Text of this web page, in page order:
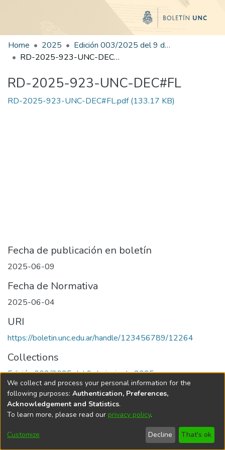
Home 2025
Edición 003/2025 del 9 de junio de 2025
RD-2025-923-UNC-DEC#FL
RD-2025-923-UNC-DEC#FL
RD-2025-923-UNC-DEC#FL.pdf(133.17 KB)
Fecha de publicación en boletín
2025-06-09
Fecha de Normativa
2025-06-04
URI
https://boletin.unc.edu.ar/handle/123456789/12264
Collections
Edición 003/2025 del 9 de junio de 2025
Universidad Nacional de Córdoba
We collect and process your personal information for the
following purposes: Authentication, Preferences,
Acknowledgement and Statistics.
To learn more, please read our privacy policy.
Customize Decline That's ok